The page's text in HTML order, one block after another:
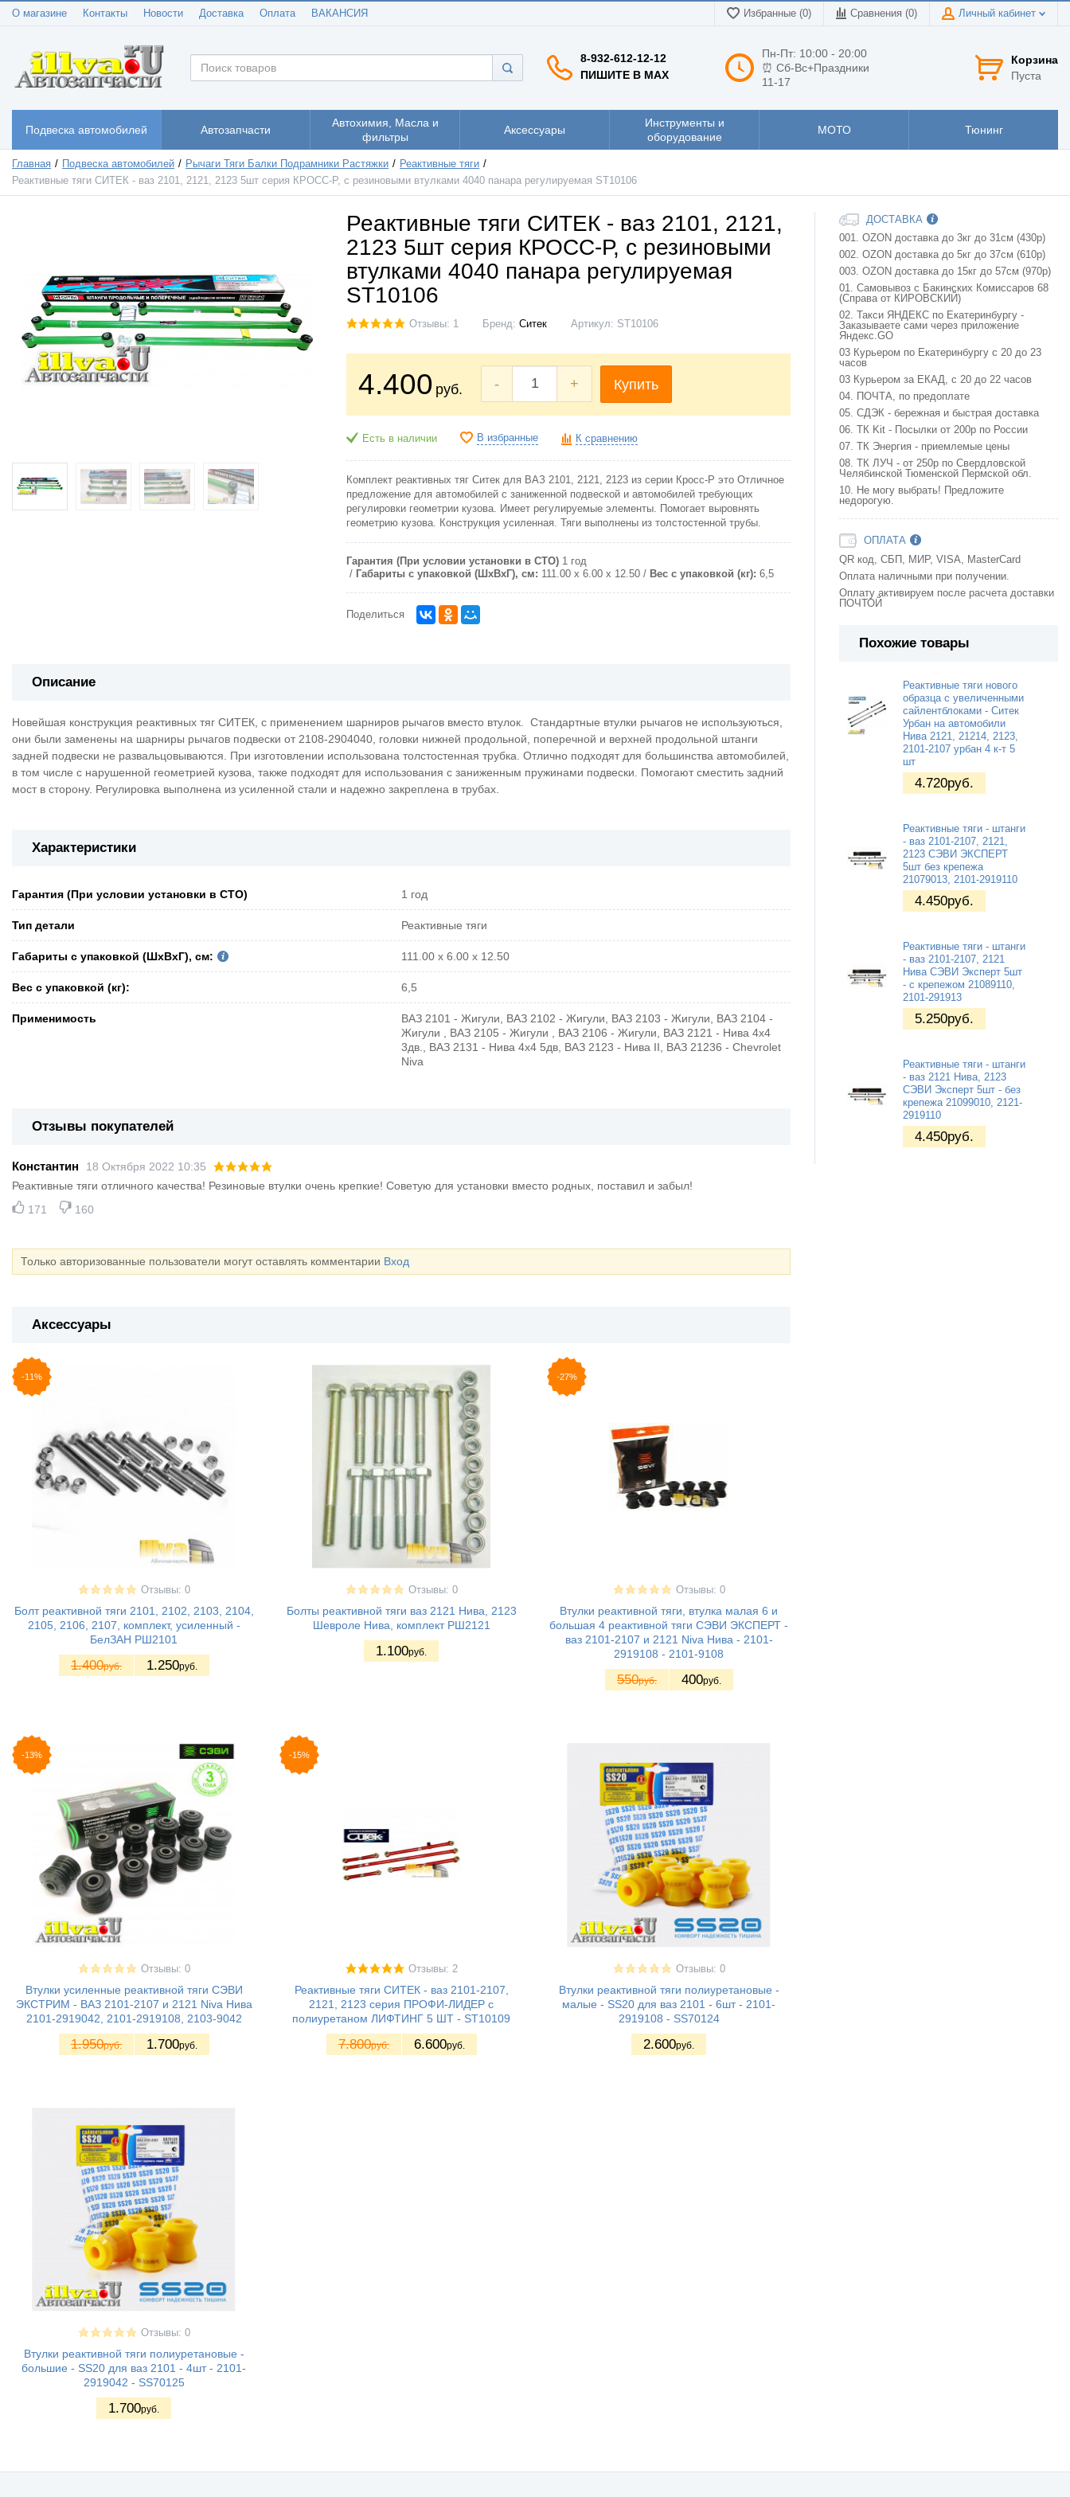
О магазине Контакты Новости Доставка Оплата ВАКАНСИЯ Избранные (0) Сравнения (0) Личный кабинет
8-932-612-12-12
ПИШИТЕ В MAX
Пн-Пт: 10:00 - 20:00
⏰ Сб-Вс+Праздники
11-17
Корзина
Пуста
Подвеска автомобилей Автозапчасти
Автохимия, Масла и
фильтры
Аксессуары
Инструменты и
оборудование
МОТО Тюнинг
Главная Подвеска автомобилей Рычаги Тяги Балки Подрамники Растяжки
Реактивные тяги
Реактивные тяги СИТЕК - ваз 2101, 2121, 2123 5шт серия КРОСС-Р, с резиновыми втулками 4040 панара регулируемая ST10106
Реактивные тяги СИТЕК - ваз 2101, 2121,
2123 5шт серия КРОСС-Р, с резиновыми
втулками 4040 панара регулируемая
ST10106
Отзывы: 1 Бренд: Ситек Артикул: ST10106
4.400 руб. - + Купить
Есть в наличии В избранные К сравнению
Комплект реактивных тяг Ситек для ВАЗ 2101, 2121, 2123 из серии Кросс-Р это Отличное
предложение для автомобилей с заниженной подвеской и автомобилей требующих
регулировки геометрии кузова. Имеет регулируемые элементы. Помогает выровнять
геометрию кузова. Конструкция усиленная. Тяги выполнены из толстостенной трубы.
Гарантия (При условии установки в СТО) 1 год
Габариты с упаковкой (ШxВxГ), см: 111.00 x 6.00 x 12.50 Вес с упаковкой (кг): 6,5
Поделиться
Описание
Новейшая конструкция реактивных тяг СИТЕК, с применением шарниров рычагов вместо втулок. Стандартные втулки рычагов не используються,
они были заменены на шарниры рычагов подвески от 2108-2904040, головки нижней продольной, поперечной и верхней продольной штанги
задней подвески не развальцовываются. При изготовлении использована толстостенная трубка. Отлично подходят для большинства автомобилей,
в том числе с нарушенной геометрией кузова, также подходят для использования с заниженным пружинами подвески. Помогают сместить задний
мост в сторону. Регулировка выполнена из усиленной стали и надежно закреплена в трубах.
Характеристики
Гарантия (При условии установки в СТО) 1 год
Тип детали Реактивные тяги
Габариты с упаковкой (ШxВxГ), см: 111.00 x 6.00 x 12.50
Вес с упаковкой (кг): 6,5
Применимость
ВАЗ 2101 - Жигули, ВАЗ 2102 - Жигули, ВАЗ 2103 - Жигули, ВАЗ 2104 -
Жигули , ВАЗ 2105 - Жигули , ВАЗ 2106 - Жигули, ВАЗ 2121 - Нива 4х4
3дв., ВАЗ 2131 - Нива 4х4 5дв, ВАЗ 2123 - Нива II, ВАЗ 21236 - Chevrolet
Niva
Отзывы покупателей
Константин
18 Октября 2022 10:35
Реактивные тяги отличного качества! Резиновые втулки очень крепкие! Советую для установки вместо родных, поставил и забыл!
171
160
Только авторизованные пользователи могут оставлять комментарии Вход
Аксессуары
-11%
Отзывы: 0
Болт реактивной тяги 2101, 2102, 2103, 2104,
2105, 2106, 2107, комплект, усиленный -
БелЗАН РШ2101
1.400руб. 1.250руб.
Отзывы: 0
Болты реактивной тяги ваз 2121 Нива, 2123
Шевроле Нива, комплект РШ2121
1.100руб.
-27%
Отзывы: 0
Втулки реактивной тяги, втулка малая 6 и
большая 4 реактивной тяги СЭВИ ЭКСПЕРТ -
ваз 2101-2107 и 2121 Niva Нива - 2101-
2919108 - 2101-9108
550руб. 400руб.
-13%
Отзывы: 0
Втулки усиленные реактивной тяги СЭВИ
ЭКСТРИМ - ВАЗ 2101-2107 и 2121 Niva Нива
2101-2919042, 2101-2919108, 2103-9042
1.950руб. 1.700руб.
-15%
Отзывы: 2
Реактивные тяги СИТЕК - ваз 2101-2107,
2121, 2123 серия ПРОФИ-ЛИДЕР с
полиуретаном ЛИФТИНГ 5 ШТ - ST10109
7.800руб. 6.600руб.
Отзывы: 0
Втулки реактивной тяги полиуретановые -
малые - SS20 для ваз 2101 - 6шт - 2101-
2919108 - SS70124
2.600руб.
Отзывы: 0
Втулки реактивной тяги полиуретановые -
большие - SS20 для ваз 2101 - 4шт - 2101-
2919042 - SS70125
1.700руб.
ДОСТАВКА
001. OZON доставка до 3кг до 31см (430р)
002. OZON доставка до 5кг до 37см (610р)
003. OZON доставка до 15кг до 57см (970р)
01. Самовывоз с Бакинских Комиссаров 68
(Справа от КИРОВСКИЙ)
02. Такси ЯНДЕКС по Екатеринбургу -
Заказываете сами через приложение
Яндекс.GO
03 Курьером по Екатеринбургу с 20 до 23
часов
03 Курьером за ЕКАД, с 20 до 22 часов
04. ПОЧТА, по предоплате
05. СДЭК - бережная и быстрая доставка
06. ТК Kit - Посылки от 200р по России
07. ТК Энергия - приемлемые цены
08. ТК ЛУЧ - от 250р по Свердловской
Челябинской Тюменской Пермской обл.
10. Не могу выбрать! Предложите
недорогую.
ОПЛАТА
QR код, СБП, МИР, VISA, MasterCard
Оплата наличными при получении.
Оплату активируем после расчета доставки
ПОЧТОЙ
Похожие товары
Реактивные тяги нового
образца с увеличенными
сайлентблоками - Ситек
Урбан на автомобили
Нива 2121, 21214, 2123,
2101-2107 урбан 4 к-т 5
шт
4.720руб.
Реактивные тяги - штанги
- ваз 2101-2107, 2121,
2123 СЭВИ ЭКСПЕРТ
5шт без крепежа
21079013, 2101-2919110
4.450руб.
Реактивные тяги - штанги
- ваз 2101-2107, 2121
Нива СЭВИ Эксперт 5шт
- с крепежом 21089110,
2101-291913
5.250руб.
Реактивные тяги - штанги
- ваз 2121 Нива, 2123
СЭВИ Эксперт 5шт - без
крепежа 21099010, 2121-
2919110
4.450руб.